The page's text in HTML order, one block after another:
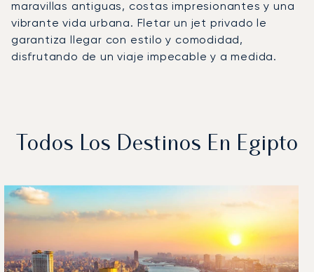
maravillas antiguas, costas impresionantes y una
vibrante vida urbana. Fletar un jet privado le
garantiza llegar con estilo y comodidad,
disfrutando de un viaje impecable y a medida.
Todos Los Destinos En Egipto